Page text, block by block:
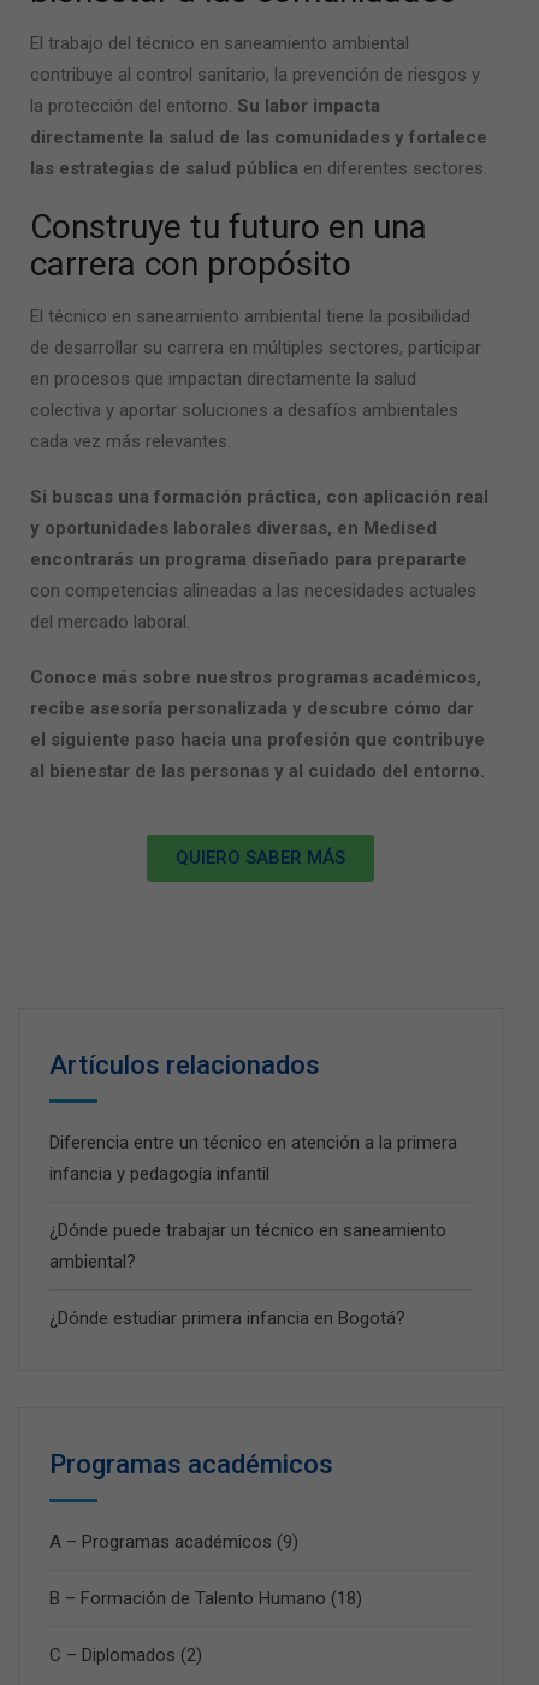
El trabajo del técnico en saneamiento ambiental
contribuye al control sanitario, la prevención de riesgos y
la protección del entorno. Su labor impacta
directamente la salud de las comunidades y fortalece
las estrategias de salud pública en diferentes sectores.
Construye tu futuro en una
carrera con propósito
El técnico en saneamiento ambiental tiene la posibilidad
de desarrollar su carrera en múltiples sectores, participar
en procesos que impactan directamente la salud
colectiva y aportar soluciones a desafíos ambientales
cada vez más relevantes.
Si buscas una formación práctica, con aplicación real
y oportunidades laborales diversas, en Medised
encontrarás un programa diseñado para prepararte
con competencias alineadas a las necesidades actuales
del mercado laboral.
Conoce más sobre nuestros programas académicos,
recibe asesoría personalizada y descubre cómo dar
el siguiente paso hacia una profesión que contribuye
al bienestar de las personas y al cuidado del entorno.
QUIERO SABER MÁS
Artículos relacionados
Diferencia entre un técnico en atención a la primera
infancia y pedagogía infantil
¿Dónde puede trabajar un técnico en saneamiento
ambiental?
¿Dónde estudiar primera infancia en Bogotá?
Programas académicos
A – Programas académicos (9)
B – Formación de Talento Humano (18)
C – Diplomados (2)